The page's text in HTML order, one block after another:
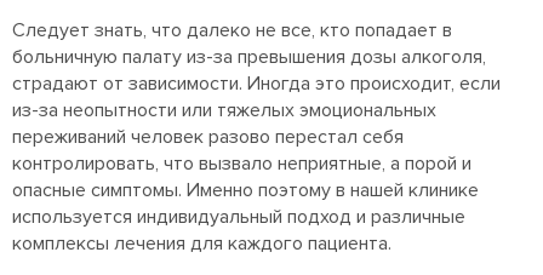
Следует знать, что далеко не все, кто попадает в
больничную палату из-за превышения дозы алкоголя,
страдают от зависимости. Иногда это происходит, если
из-за неопытности или тяжелых эмоциональных
переживаний человек разово перестал себя
контролировать, что вызвало неприятные, а порой и
опасные симптомы. Именно поэтому в нашей клинике
используется индивидуальный подход и различные
комплексы лечения для каждого пациента.